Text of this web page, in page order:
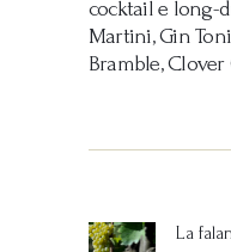
cocktail e long-
Martini, Gin
Bramble, Clover
Previous
La